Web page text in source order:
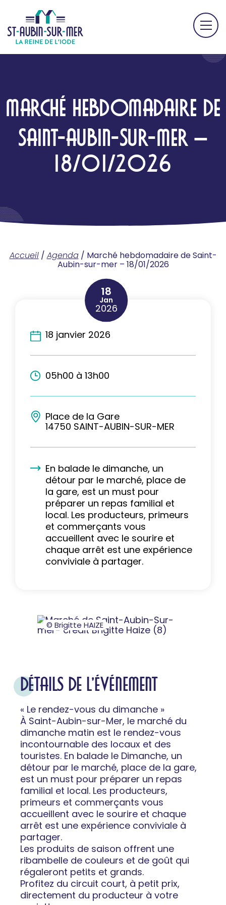
MARCHÉ HEBDOMADAIRE DE
SAINT-AUBIN-SUR-MER –
18/01/2026
Accueil/ Agenda/ Marché hebdomadaire de Saint-
Aubin-sur-mer – 18/01/2026
© Brigitte HAIZE
18
Jan
2026
18 janvier 2026
05h00 à 13h00
Place de la Gare
14750 SAINT-AUBIN-SUR-MER
En balade le dimanche, un
détour par le marché, place de
la gare, est un must pour
préparer un repas familial et
local. Les producteurs, primeurs
et commerçants vous
accueillent avec le sourire et
chaque arrêt est une expérience
conviviale à partager.
DÉTAILS DE L'ÉVÉNEMENT
« Le rendez-vous du dimanche »
À Saint-Aubin-sur-Mer, le marché du
dimanche matin est le rendez-vous
incontournable des locaux et des
touristes. En balade le Dimanche, un
détour par le marché, place de la gare,
est un must pour préparer un repas
familial et local. Les producteurs,
primeurs et commerçants vous
accueillent avec le sourire et chaque
arrêt est une expérience conviviale à
partager.
Les produits de saison offrent une
ribambelle de couleurs et de goût qui
régaleront petits et grands.
Profitez du circuit court, à petit prix,
directement du producteur à votre